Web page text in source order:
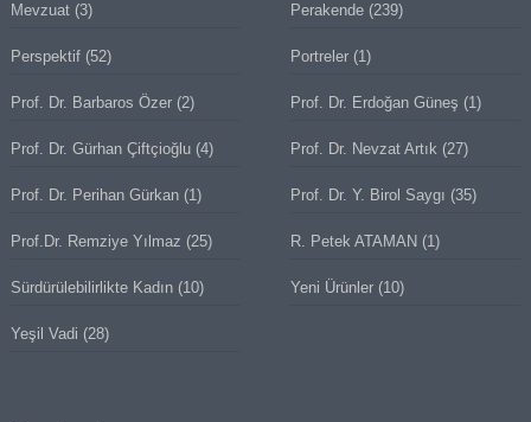
Mevzuat(3) Perakende (239)
Perspektif(52) Portreler (1)
Prof. Dr. Barbaros Özer(2) Prof. Dr. Erdoğan Güneş (1)
Prof. Dr. Gürhan Çiftçioğlu(4) Prof. Dr. Nevzat Artık (27)
Prof. Dr. Perihan Gürkan(1) Prof. Dr. Y. Birol Saygı (35)
Prof.Dr. Remziye Yılmaz (25) R. Petek ATAMAN (1)
Sürdürülebilirlikte Kadın(10) Yeni Ürünler (10)
Yeşil Vadi (28)